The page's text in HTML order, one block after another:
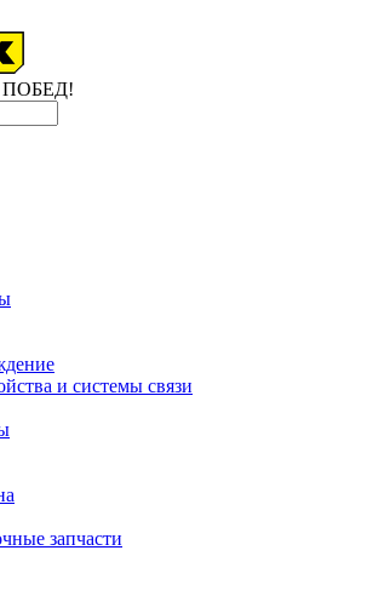
и системы связи
запчасти